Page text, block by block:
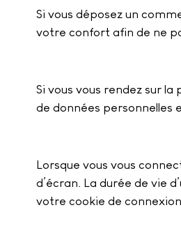
Si vous déposez un
votre confort afin de ne
Si vous vous rendez sur
de données
Lorsque vous vous
d’écran. La durée de vie
votre cookie de